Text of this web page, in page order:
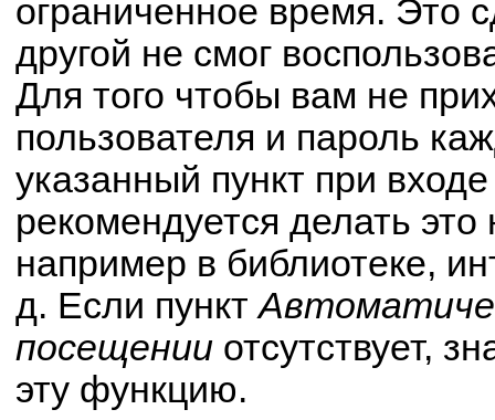
ограниченное время. Это
другой не смог
Для того чтобы вам не
пользователя и пароль
указанный пункт при
рекомендуется делать
например в библиотеке,
д. Если пункт
посещении отсутствует,
эту функцию.